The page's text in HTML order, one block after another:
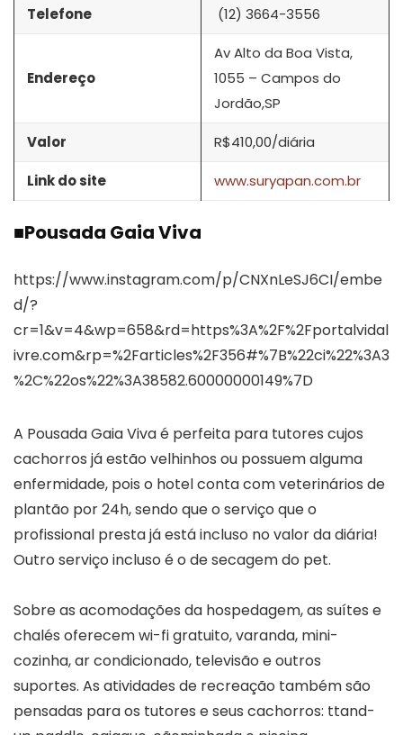
Telefone (12) 3664-3556
Endereço
Av Alto da Boa Vista,
1055 – Campos do
Jordão,SP
Valor R$410,00/diária
Link do site www.suryapan.com.br
■Pousada Gaia Viva
https://www.instagram.com/p/CNXnLeSJ6CI/embe
d/?
cr=1&v=4&wp=658&rd=https%3A%2F%2Fportalvidal
ivre.com&rp=%2Farticles%2F356#%7B%22ci%22%3A3
%2C%22os%22%3A38582.60000000149%7D
A Pousada Gaia Viva é perfeita para tutores cujos
cachorros já estão velhinhos ou possuem alguma
enfermidade, pois o hotel conta com veterinários de
plantão por 24h, sendo que o serviço que o
profissional presta já está incluso no valor da diária!
Outro serviço incluso é o de secagem do pet.
Sobre as acomodações da hospedagem, as suítes e
chalés oferecem wi-fi gratuito, varanda, mini-
cozinha, ar condicionado, televisão e outros
suportes. As atividades de recreação também são
pensadas para os tutores e seus cachorros: ttand-